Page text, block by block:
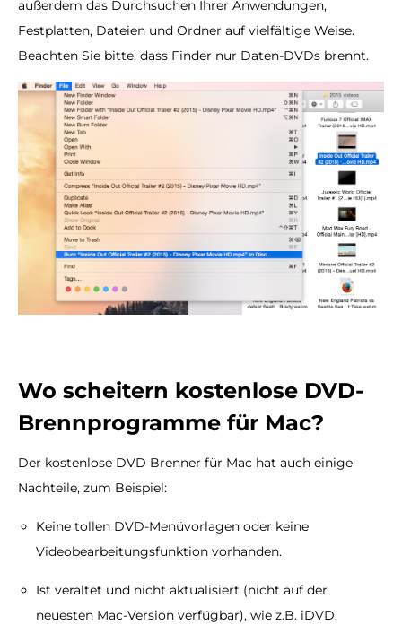
außerdem das Durchsuchen Ihrer Anwendungen,
Festplatten, Dateien und Ordner auf vielfältige Weise.
Beachten Sie bitte, dass Finder nur Daten-DVDs brennt.
Wo scheitern kostenlose DVD-
Brennprogramme für Mac?
Der kostenlose DVD Brenner für Mac hat auch einige
Nachteile, zum Beispiel:
Keine tollen DVD-Menüvorlagen oder keine
Videobearbeitungsfunktion vorhanden.
Ist veraltet und nicht aktualisiert (nicht auf der
neuesten Mac-Version verfügbar), wie z.B. iDVD.